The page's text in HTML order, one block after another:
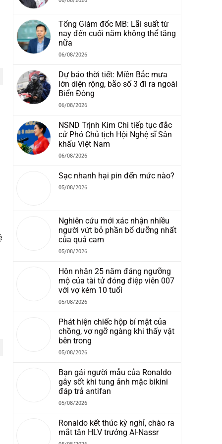
Tổng Giám đốc MB: Lãi suất từ
nay đến cuối năm không thể tăng
nữa
06/08/2026
Dự báo thời tiết: Miền Bắc mưa
lớn diện rộng, bão số 3 đi ra ngoài
Biển Đông
06/08/2026
NSND Trịnh Kim Chi tiếp tục đắc
cử Phó Chủ tịch Hội Nghệ sĩ Sân
khấu Việt Nam
06/08/2026
Sạc nhanh hại pin đến mức nào?
05/08/2026
Nghiên cứu mới xác nhận nhiều
người vứt bỏ phần bổ dưỡng nhất
của quả cam
05/08/2026
Hôn nhân 25 năm đáng ngưỡng
mộ của tài tử đóng điệp viên 007
với vợ kém 10 tuổi
05/08/2026
Phát hiện chiếc hộp bí mật của
chồng, vợ ngỡ ngàng khi thấy vật
bên trong
05/08/2026
Bạn gái người mẫu của Ronaldo
gây sốt khi tung ảnh mặc bikini
đáp trả antifan
05/08/2026
Ronaldo kết thúc kỳ nghỉ, chào ra
mắt tân HLV trưởng Al-Nassr